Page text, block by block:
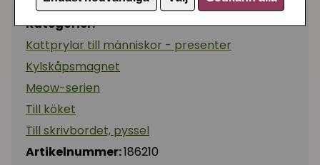
Kategorier:
Kattprylar till människor - presenter
Kylskåpsmagnet
Meow-serien
Till köket
Till skrivbordet, pyssel
Artikelnummer:186210